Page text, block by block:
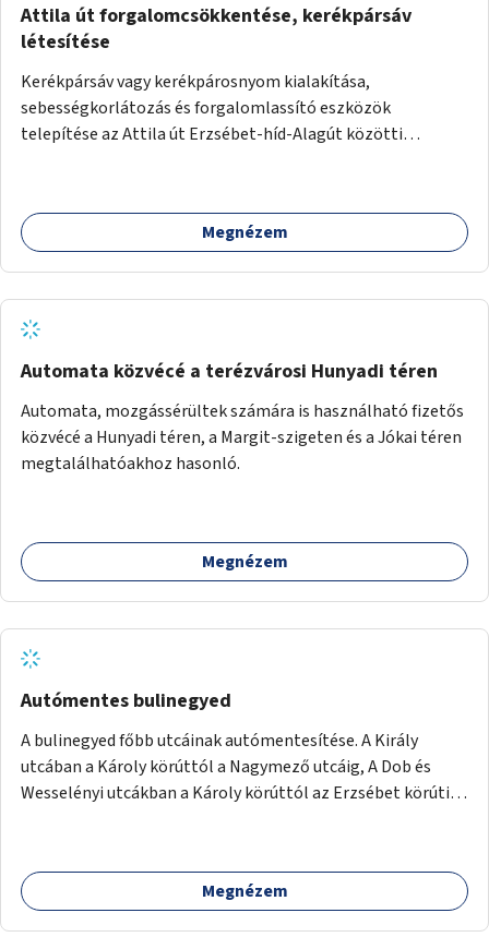
Attila út forgalomcsökkentése, kerékpársáv
létesítése
Kerékpársáv vagy kerékpárosnyom kialakítása,
sebességkorlátozás és forgalomlassító eszközök
telepítése az Attila út Erzsébet-híd-Alagút közötti
Megnézem
Automata közvécé a terézvárosi Hunyadi téren
Automata, mozgássérültek számára is használható fizetős
közvécé a Hunyadi téren, a Margit-szigeten és a Jókai téren
megtalálhatóakhoz hasonló.
Megnézem
Autómentes bulinegyed
A bulinegyed főbb utcáinak autómentesítése. A Király
utcában a Károly körúttól a Nagymező utcáig, A Dob és
Wesselényi utcákban a Károly körúttól az Erzsébet körútig
Megnézem